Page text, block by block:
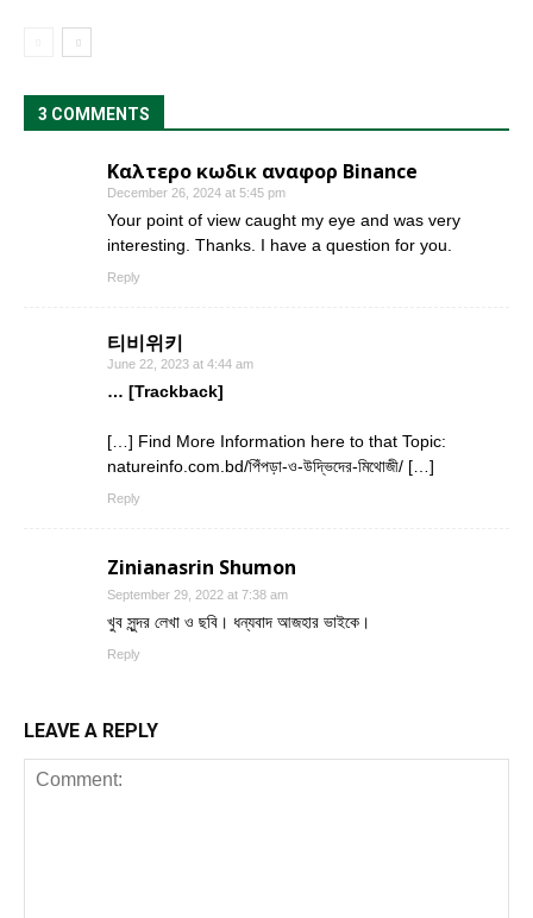
3 COMMENTS
Καλτερο κωδικ αναφορ Binance
December 26, 2024 at 5:45 pm
Your point of view caught my eye and was very
interesting. Thanks. I have a question for you.
Reply
티비위키
June 22, 2023 at 4:44 am
… [Trackback]
[…] Find More Information here to that Topic:
natureinfo.com.bd/পিঁপড়া-ও-উদ্ভিদের-মিথোজী/ […]
Reply
Zinianasrin Shumon
September 29, 2022 at 7:38 am
খুব সুন্দর লেখা ও ছবি। ধন্যবাদ আজহার ভাইকে।
Reply
LEAVE A REPLY